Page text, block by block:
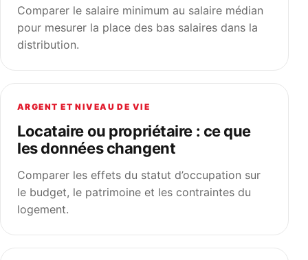
Comparer le salaire minimum au salaire médian
pour mesurer la place des bas salaires dans la
distribution.
ARGENT ET NIVEAU DE VIE
Locataire ou propriétaire : ce que
les données changent
Comparer les effets du statut d’occupation sur
le budget, le patrimoine et les contraintes du
logement.